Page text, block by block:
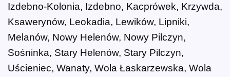
Izdebno-Kolonia, Izdebno, Kacprówek, Krzywda,
Ksawerynów, Leokadia, Lewików, Lipniki,
Melanów, Nowy Helenów, Nowy Pilczyn,
Sośninka, Stary Helenów, Stary Pilczyn,
Uścieniec, Wanaty, Wola Łaskarzewska, Wola